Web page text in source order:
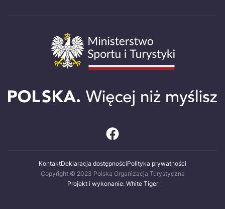
KontaktDeklaracja dostępnościPolityka prywatności
Copyright © 2023 Polska Organizacja Turystyczna
Projekt i wykonanie: White Tiger